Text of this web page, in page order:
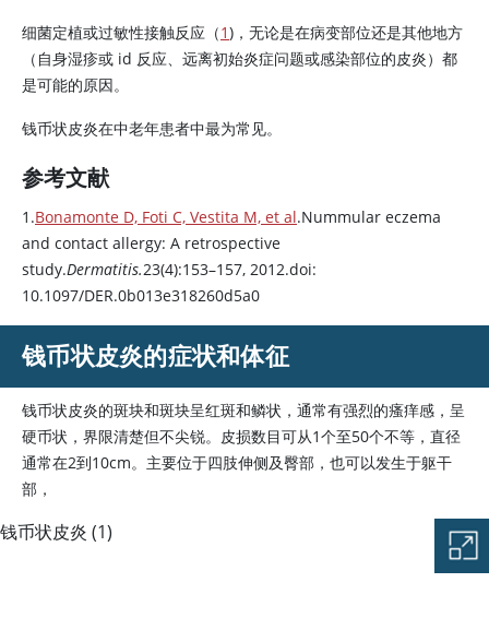
细菌定植或过敏性接触反应（1)，无论是在病变部位还是其他地方
（自身湿疹或 id 反应、远离初始炎症问题或感染部位的皮炎）都
是可能的原因。
钱币状皮炎在中老年患者中最为常见。
参考文献
1.Bonamonte D, Foti C, Vestita M, et al.Nummular eczema
and contact allergy: A retrospective
study.Dermatitis.23(4):153–157, 2012.doi:
10.1097/DER.0b013e318260d5a0
钱币状皮炎的症状和体征
钱币状皮炎的斑块和斑块呈红斑和鳞状，通常有强烈的瘙痒感，呈
硬币状，界限清楚但不尖锐。皮损数目可从1个至50个不等，直径
通常在2到10cm。主要位于四肢伸侧及臀部，也可以发生于躯干
部，
钱币状皮炎 (1)